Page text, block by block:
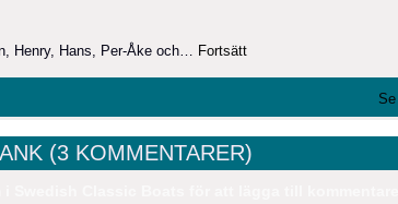
Henry, Hans, Per-Åke och… Fortsätt
(3 KOMMENTARER)